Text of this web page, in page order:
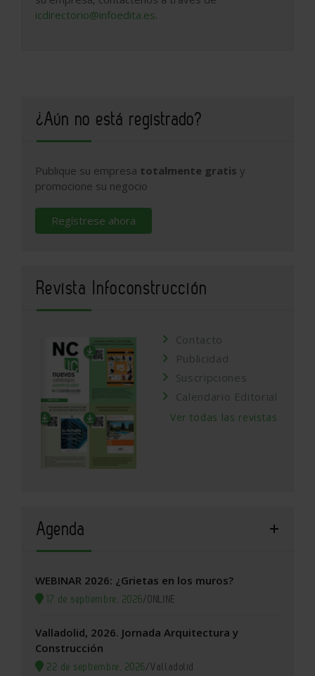
icdirectorio@infoedita.es.
¿Aún no está registrado?
Publique su empresa totalmente gratis y
promocione su negocio
Regístrese ahora
Revista Infoconstrucción
Contacto
Publicidad
Suscripciones
Calendario Editorial
Ver todas las revistas
Agenda
WEBINAR 2026: ¿Grietas en los muros?
17 de septiembre, 2026/ONLINE
Valladolid, 2026. Jornada Arquitectura y
Construcción
22 de septiembre, 2026/Valladolid